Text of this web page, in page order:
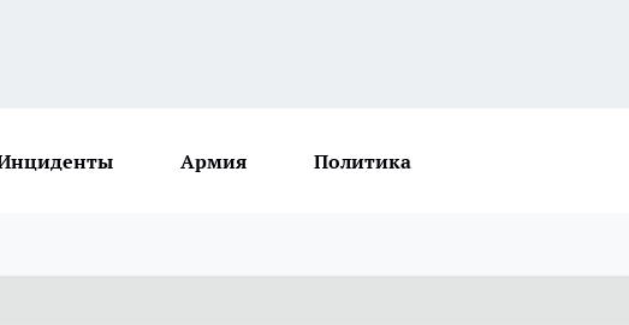
Армия Политика